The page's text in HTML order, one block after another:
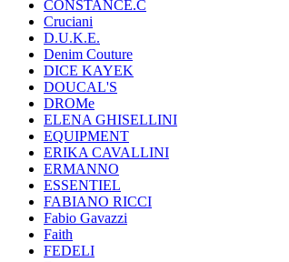
CONSTANCE.C
Cruciani
D.U.K.E.
Denim Couture
DICE KAYEK
DOUCAL'S
DROMe
ELENA GHISELLINI
EQUIPMENT
ERIKA CAVALLINI
ERMANNO
ESSENTIEL
FABIANO RICCI
Fabio Gavazzi
Faith
FEDELI